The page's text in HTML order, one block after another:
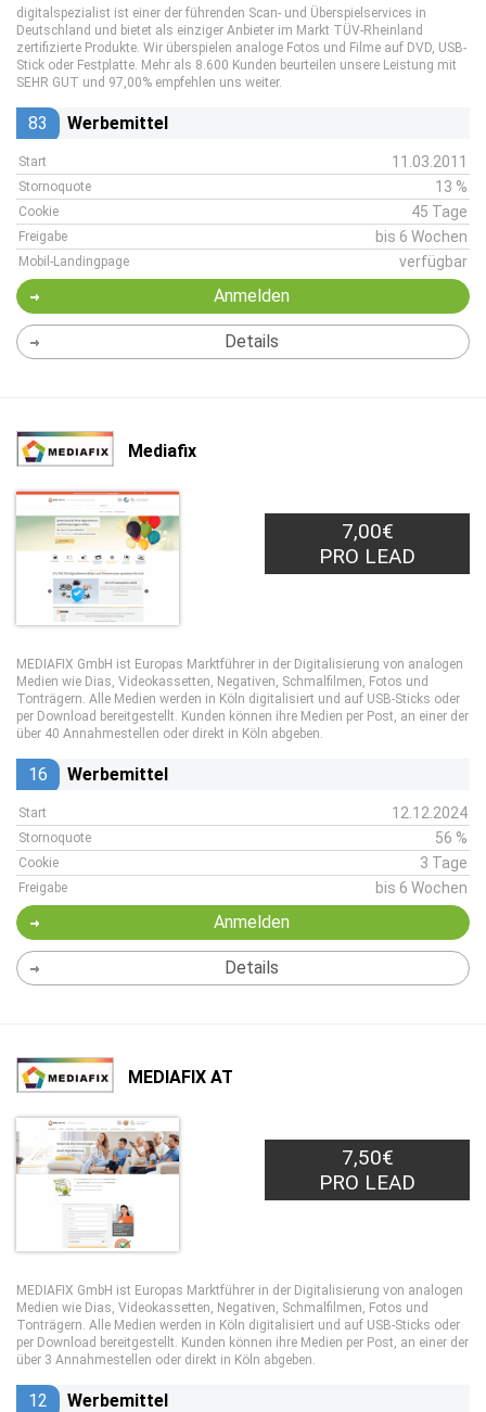
digitalspezialist ist einer der führenden Scan- und Überspielservices in
Deutschland und bietet als einziger Anbieter im Markt TÜV-Rheinland
zertifizierte Produkte. Wir überspielen analoge Fotos und Filme auf DVD, USB-
Stick oder Festplatte. Mehr als 8.600 Kunden beurteilen unsere Leistung mit
SEHR GUT und 97,00% empfehlen uns weiter.
83 Werbemittel
Start 11.03.2011
Stornoquote 13 %
Cookie 45 Tage
Freigabe bis 6 Wochen
Mobil-Landingpage verfügbar
Anmelden
Details
Mediafix
7,00€
PRO LEAD
MEDIAFIX GmbH ist Europas Marktführer in der Digitalisierung von analogen
Medien wie Dias, Videokassetten, Negativen, Schmalfilmen, Fotos und
Tonträgern. Alle Medien werden in Köln digitalisiert und auf USB-Sticks oder
per Download bereitgestellt. Kunden können ihre Medien per Post, an einer der
über 40 Annahmestellen oder direkt in Köln abgeben.
16 Werbemittel
Start 12.12.2024
Stornoquote 56 %
Cookie 3 Tage
Freigabe bis 6 Wochen
Anmelden
Details
MEDIAFIX AT
7,50€
PRO LEAD
MEDIAFIX GmbH ist Europas Marktführer in der Digitalisierung von analogen
Medien wie Dias, Videokassetten, Negativen, Schmalfilmen, Fotos und
Tonträgern. Alle Medien werden in Köln digitalisiert und auf USB-Sticks oder
per Download bereitgestellt. Kunden können ihre Medien per Post, an einer der
über 3 Annahmestellen oder direkt in Köln abgeben.
12 Werbemittel